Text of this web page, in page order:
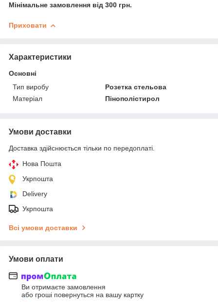
Мінімальне замовлення від 300 грн.
Приховати
Характеристики
Основні
Тип виробу
Розетка стельова
Матеріал
Пінополістирол
Умови доставки
Доставка здійснюється тільки по передоплаті.
Нова Пошта
Укрпошта
Delivery
Укрпошта
Всі умови доставки
Умови оплати
Ви отримаєте замовлення
або гроші повернуться на вашу картку